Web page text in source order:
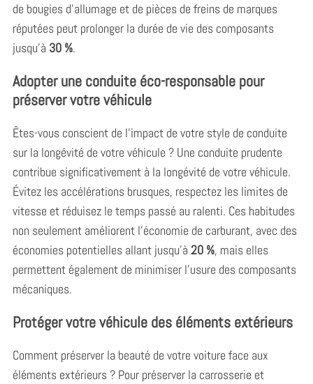
de bougies d’allumage et de pièces de freins de marques
réputées peut prolonger la durée de vie des composants
jusqu’à 30 %.
Adopter une conduite éco-responsable pour
préserver votre véhicule
Êtes-vous conscient de l’impact de votre style de conduite
sur la longévité de votre véhicule ? Une conduite prudente
contribue significativement à la longévité de votre véhicule.
Évitez les accélérations brusques, respectez les limites de
vitesse et réduisez le temps passé au ralenti. Ces habitudes
non seulement améliorent l’économie de carburant, avec des
économies potentielles allant jusqu’à 20 %, mais elles
permettent également de minimiser l’usure des composants
mécaniques.
Protéger votre véhicule des éléments extérieurs
Comment préserver la beauté de votre voiture face aux
éléments extérieurs ? Pour préserver la carrosserie et